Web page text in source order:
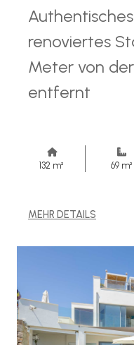
renoviertes
Meter von
entfernt
132 m² 69 m²
MEHR DETAILS